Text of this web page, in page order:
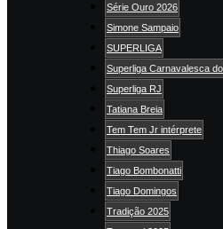
Série Ouro 2026
Simone Sampaio
SUPERLIGA
Superliga Carnavalesca
Superliga RJ
Tatiana Breia
Tem Tem Jr intérprete
Thiago Soares
Tiago Bombonatti
Tiago Domingos
Tradição 2025